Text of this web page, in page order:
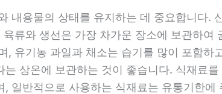
내용물의 상태를 유지하는 데 중요합니다.
류와 생선은 가장 차가운 장소에 보관하여
유기농 과일과 채소는 습기를 많이 포함하
상온에 보관하는 것이 좋습니다. 식재료
일반적으로 사용하는 식재료는 유통기한에